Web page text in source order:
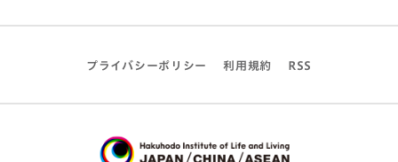
プライバシーポリシー 利用規約 RSS